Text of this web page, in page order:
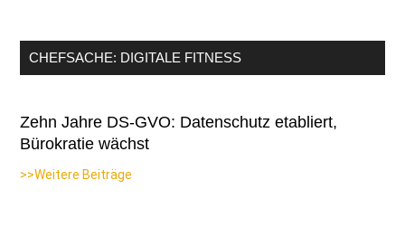
CHEFSACHE: DIGITALE FITNESS
Zehn Jahre DS-GVO: Datenschutz etabliert,
Bürokratie wächst
>>Weitere Beiträge